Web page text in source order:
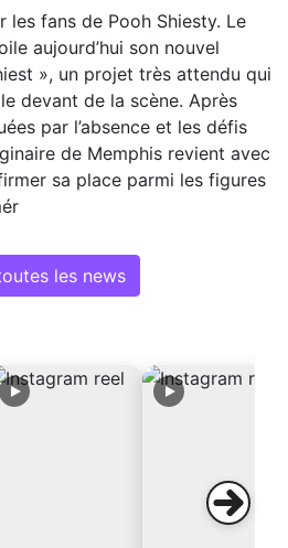
les fans de Pooh Shiesty. Le
aujourd’hui son nouvel
», un projet très attendu qui
devant de la scène. Après
par l’absence et les défis
de Memphis revient avec
sa place parmi les figures
les news